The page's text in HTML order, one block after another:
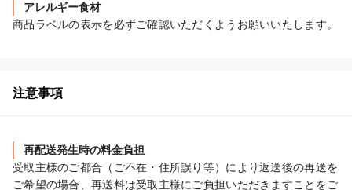
アレルギー食材
商品ラベルの表示を必ずご確認いただくようお願いいたします。
注意事項
再配送発生時の料金負担
受取主様のご都合（ご不在・住所誤り等）により返送後の再送を
ご希望の場合、再送料は受取主様にご負担いただきますことをご